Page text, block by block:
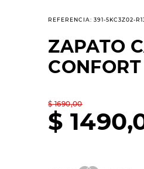
REFERENCIA:391-5KC3Z02-
ZAPATO
$ 1690,00
$ 1490,